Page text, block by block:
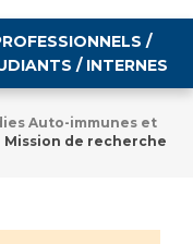
/
/ INTERNES
Auto-immunes et
Mission de recherche